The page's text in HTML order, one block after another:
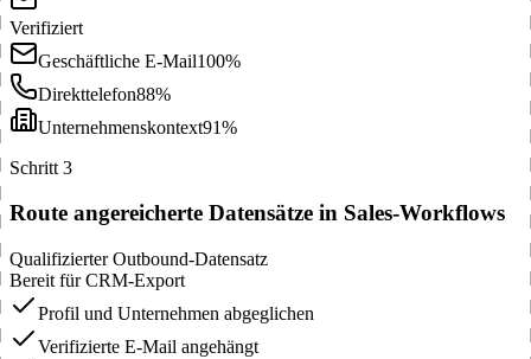
Verifiziert
Geschäftliche E-Mail100%
Direkttelefon88%
Unternehmenskontext91%
Schritt 3
Route angereicherte Datensätze in Sales-Workflows
Qualifizierter Outbound-Datensatz
Bereit für CRM-Export
Profil und Unternehmen abgeglichen
Verifizierte E-Mail angehängt